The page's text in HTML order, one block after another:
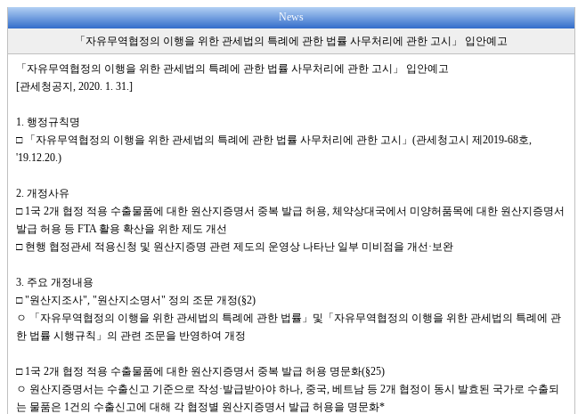
News
「자유무역협정의 이행을 위한 관세법의 특례에 관한 법률 사무처리에 관한 고시」 입안예고
「자유무역협정의 이행을 위한 관세법의 특례에 관한 법률 사무처리에 관한 고시」 입안예고
[관세청공지, 2020. 1. 31.]
1. 행정규칙명
□ 「자유무역협정의 이행을 위한 관세법의 특례에 관한 법률 사무처리에 관한 고시」(관세청고시 제2019-68호,
'19.12.20.)
2. 개정사유
□ 1국 2개 협정 적용 수출물품에 대한 원산지증명서 중복 발급 허용, 체약상대국에서 미양허품목에 대한 원산지증명서
발급 허용 등 FTA 활용 확산을 위한 제도 개선
□ 현행 협정관세 적용신청 및 원산지증명 관련 제도의 운영상 나타난 일부 미비점을 개선·보완
3. 주요 개정내용
□ "원산지조사", "원산지소명서" 정의 조문 개정(§2)
ㅇ 「자유무역협정의 이행을 위한 관세법의 특례에 관한 법률」및「자유무역협정의 이행을 위한 관세법의 특례에 관
한 법률 시행규칙」의 관련 조문을 반영하여 개정
□ 1국 2개 협정 적용 수출물품에 대한 원산지증명서 중복 발급 허용 명문화(§25)
ㅇ 원산지증명서는 수출신고 기준으로 작성·발급받아야 하나, 중국, 베트남 등 2개 협정이 동시 발효된 국가로 수출되
는 물품은 1건의 수출신고에 대해 각 협정별 원산지증명서 발급 허용을 명문화*